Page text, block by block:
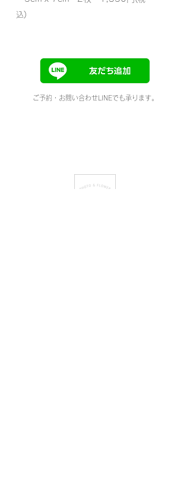
込)
ご予約・お問い合わせLINEでも承ります。